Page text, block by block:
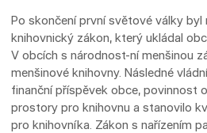
Po skončení první světové války byl
knihovnický zákon, který ukládal
V obcích s národnost-ní menšinou
menšinové knihovny. Následné
finanční příspěvek obce, povinnost
prostory pro knihovnu a stanovilo
pro knihovníka. Zákon s nařízením